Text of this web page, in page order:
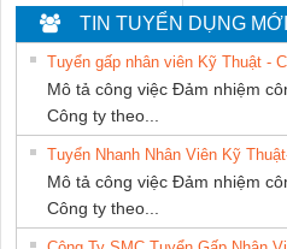
CÁP ĐIỆN
THƯỢNG
TIN TUYỂN DỤNG MỚI
Tuyển gấp nhân viên Kỹ Thuật -
Mô tả công việc Đảm nhiệm
Công ty theo...
Tuyển Nhanh Nhân Viên Kỹ
Mô tả công việc Đảm nhiệm
Công ty theo...